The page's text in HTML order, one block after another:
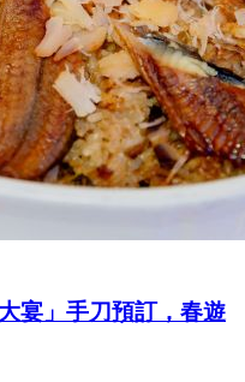
宴」手刀預訂，春遊